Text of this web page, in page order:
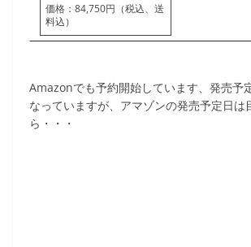
価格：84,750円（税込、送
料込）
Amazonでも予約開始しています、発売予
なっていますが、アマゾンの発売予定日は
ら・・・